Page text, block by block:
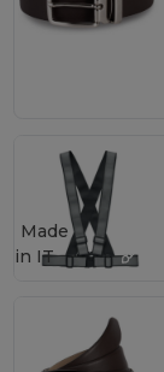
Made
in IT